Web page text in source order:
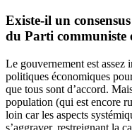
Existe-il un
du Parti communiste
Le gouvernement est assez
politiques économiques
que tous sont d’accord.
population (qui est encore
loin car les aspects
s’aggraver, restreignant la